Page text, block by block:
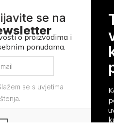
se na
o proizvodima i
ponudama.
se s uvjetima